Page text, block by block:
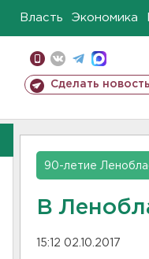
Власть Экономика
Сделать новость
90-летие
В
15:12 02.10.2017